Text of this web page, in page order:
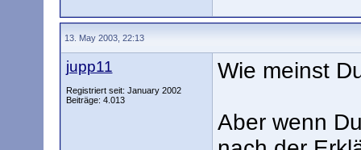
13. May 2003, 22:13
jupp11
Registriert seit: January 2002
Beiträge: 4.013
Wie meinst
Aber wenn